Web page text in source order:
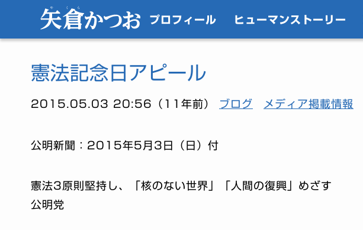
プロフィール ヒューマンストーリー
憲法記念日アピール
2015.05.03 20:56（11年前） ブログ メディア掲載情報
公明新聞：2015年5月3日（日）付
憲法3原則堅持し、「核のない世界」「人間の復興」めざす
公明党